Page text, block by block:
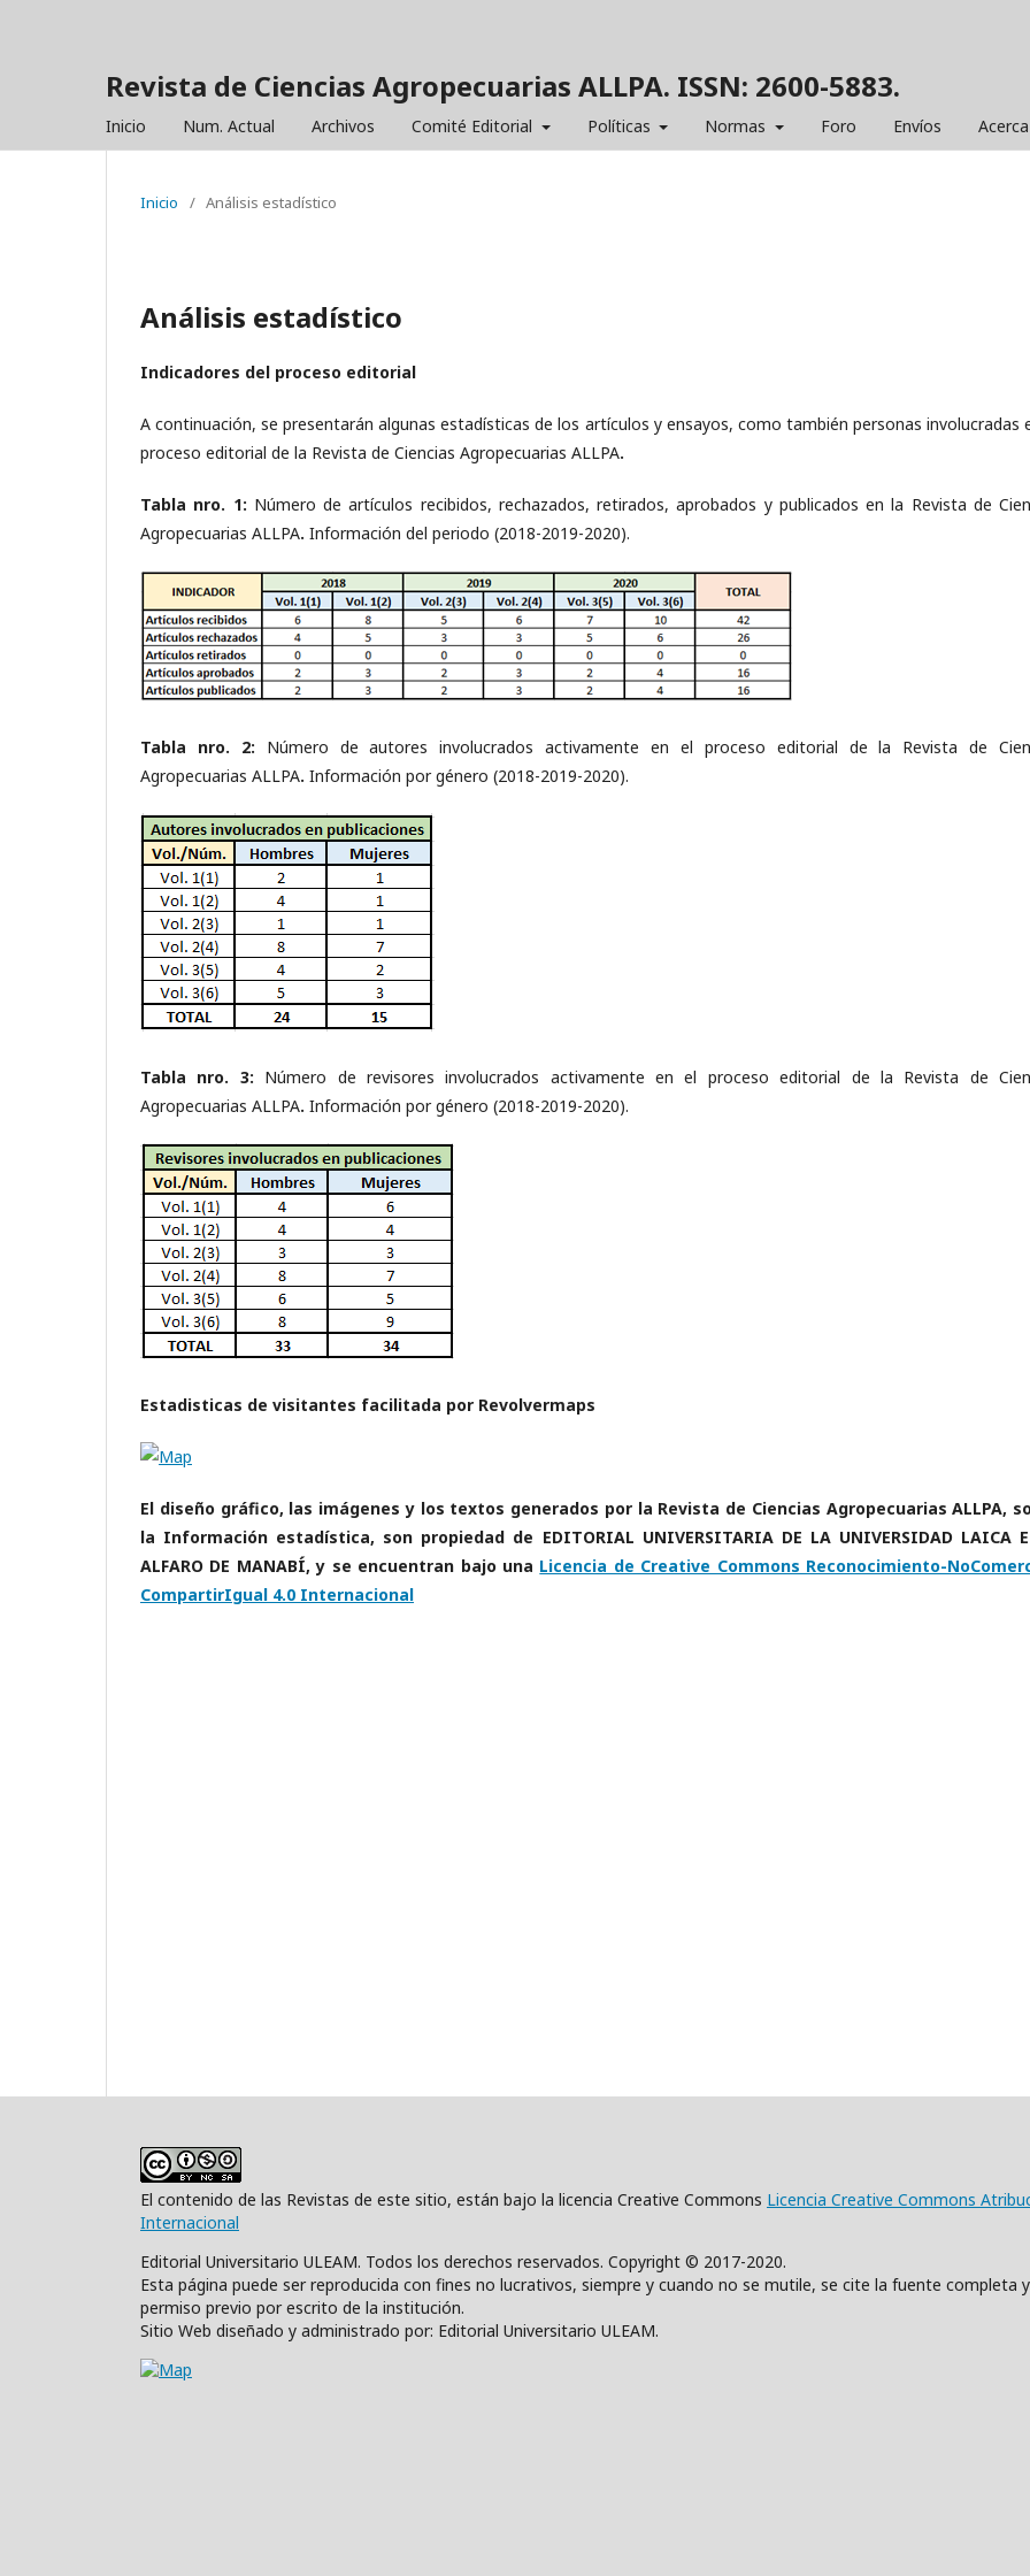
Revista de Ciencias Agropecuarias ALLPA. ISSN: 2600-5883.
Inicio Num. Actual Archivos Comité Editorial Políticas Normas Foro Envíos
Inicio / Análisis estadístico
Análisis estadístico
Indicadores del proceso editorial
A continuación, se presentarán algunas estadísticas de los artículos y ensayos, como también personas involucradas
proceso editorial de la Revista de Ciencias Agropecuarias ALLPA.
Tabla nro. 1: Número de artículos recibidos, rechazados, retirados, aprobados y publicados en la Revista de
Agropecuarias ALLPA. Información del periodo (2018-2019-2020).
Tabla nro. 2: Número de autores involucrados activamente en el proceso editorial de la Revista de
Agropecuarias ALLPA. Información por género (2018-2019-2020).
Tabla nro. 3: Número de revisores involucrados activamente en el proceso editorial de la Revista de
Agropecuarias ALLPA. Información por género (2018-2019-2020).
Estadisticas de visitantes facilitada por Revolvermaps
El diseño gráfico, las imágenes y los textos generados por la Revista de Ciencias Agropecuarias ALLPA,
la Información estadística, son propiedad de EDITORIAL UNIVERSITARIA DE LA UNIVERSIDAD LAICA
ALFARO DE MANABÍ, y se encuentran bajo una Licencia de Creative Commons Reconocimiento-
CompartirIgual 4.0 Internacional
El contenido de las Revistas de este sitio, están bajo la licencia Creative Commons Licencia Creative Commons
Internacional
Editorial Universitario ULEAM. Todos los derechos reservados. Copyright © 2017-2020.
Esta página puede ser reproducida con fines no lucrativos, siempre y cuando no se mutile, se cite la fuente
permiso previo por escrito de la institución.
Sitio Web diseñado y administrado por: Editorial Universitario ULEAM.